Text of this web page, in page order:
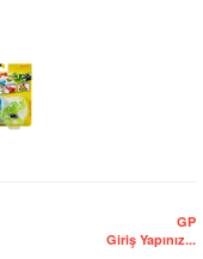
GP
Giriş Yapınız...